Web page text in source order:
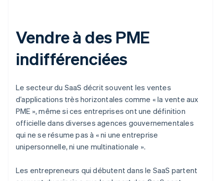
Vendre à des PME
indifférenciées
Le secteur du SaaS décrit souvent les ventes
d’applications très horizontales comme « la vente aux
PME », même si ces entreprises ont une définition
officielle dans diverses agences gouvernementales
qui ne se résume pas à « ni une entreprise
unipersonnelle, ni une multinationale ».
Les entrepreneurs qui débutent dans le SaaS partent